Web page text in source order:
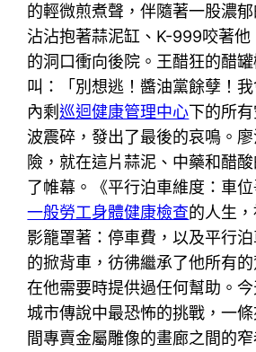
的輕微煎煮聲，伴隨著一股濃
沾沾抱著蒜泥缸、K-999咬著他
的洞口衝向後院。王醋狂的醋
叫：「別想逃！醬油黨餘孽！
內剩巡迴健康管理中心下的所
波震碎，發出了最後的哀鳴。
險，就在這片蒜泥、中藥和醋
了帷幕。《平行泊車維度：車
一般勞工身體健康檢查的人生
影籠罩著：停車費，以及平行
的掀背車，彷彿繼承了他所有
在他需要時提供過任何幫助。
城市傳說中最恐怖的挑戰，一
間專賣金屬雕像的畫廊之間的